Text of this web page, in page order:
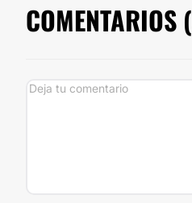
COMENTARIOS (